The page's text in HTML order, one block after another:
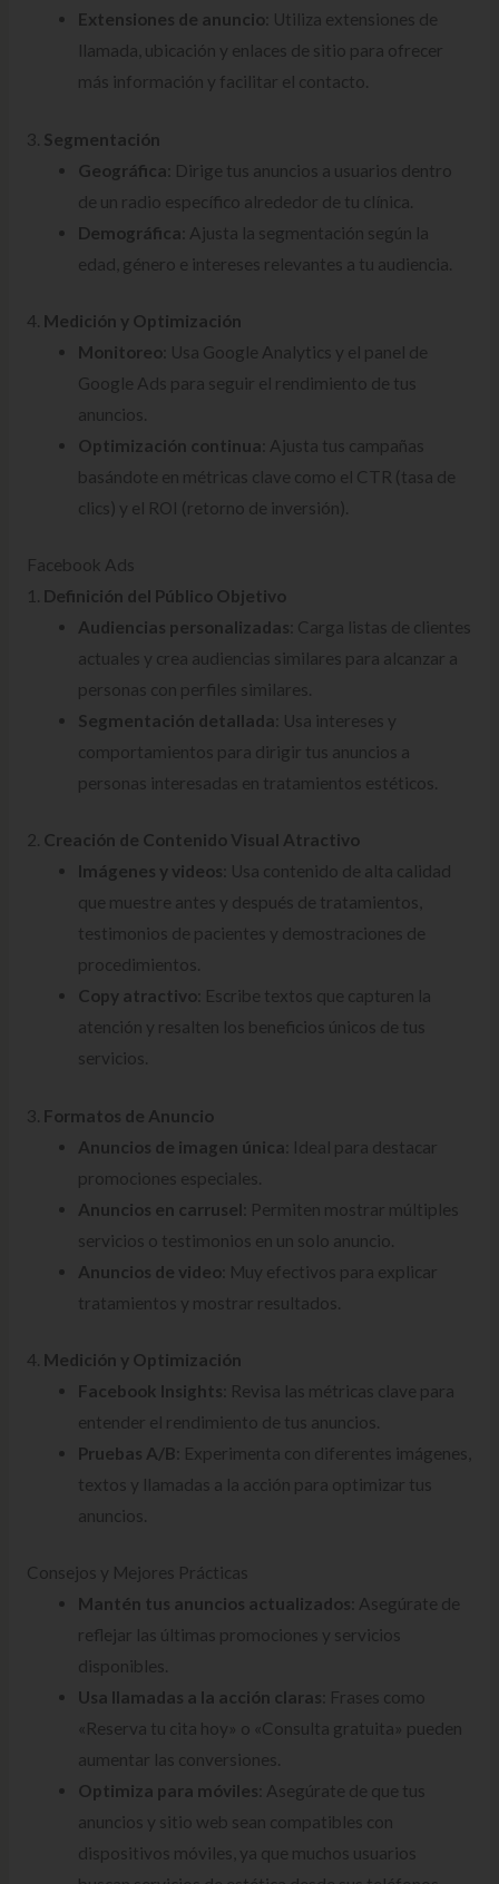
Extensiones de anuncio : Utiliza extensiones de
llamada, ubicación y enlaces de sitio para ofrecer
más información y facilitar el contacto.
3. Segmentación
Geográfica : Dirige tus anuncios a usuarios dentro
de un radio específico alrededor de tu clínica.
Demográfica : Ajusta la segmentación según la
edad, género e intereses relevantes a tu audiencia.
4. Medición y Optimización
Monitoreo : Usa Google Analytics y el panel de
Google Ads para seguir el rendimiento de tus
anuncios.
Optimización continua : Ajusta tus campañas
basándote en métricas clave como el CTR (tasa de
clics) y el ROI (retorno de inversión).
Facebook Ads
1. Definición del Público Objetivo
Audiencias personalizadas : Carga listas de clientes
actuales y crea audiencias similares para alcanzar a
personas con perfiles similares.
Segmentación detallada : Usa intereses y
comportamientos para dirigir tus anuncios a
personas interesadas en tratamientos estéticos.
2. Creación de Contenido Visual Atractivo
Imágenes y videos : Usa contenido de alta calidad
que muestre antes y después de tratamientos,
testimonios de pacientes y demostraciones de
procedimientos.
Copy atractivo : Escribe textos que capturen la
atención y resalten los beneficios únicos de tus
servicios.
3. Formatos de Anuncio
Anuncios de imagen única : Ideal para destacar
promociones especiales.
Anuncios en carrusel : Permiten mostrar múltiples
servicios o testimonios en un solo anuncio.
Anuncios de video : Muy efectivos para explicar
tratamientos y mostrar resultados.
4. Medición y Optimización
Facebook Insights : Revisa las métricas clave para
entender el rendimiento de tus anuncios.
Pruebas A/B : Experimenta con diferentes imágenes,
textos y llamadas a la acción para optimizar tus
anuncios.
Consejos y Mejores Prácticas
Mantén tus anuncios actualizados : Asegúrate de
reflejar las últimas promociones y servicios
disponibles.
Usa llamadas a la acción claras : Frases como
«Reserva tu cita hoy» o «Consulta gratuita» pueden
aumentar las conversiones.
Optimiza para móviles : Asegúrate de que tus
anuncios y sitio web sean compatibles con
dispositivos móviles, ya que muchos usuarios